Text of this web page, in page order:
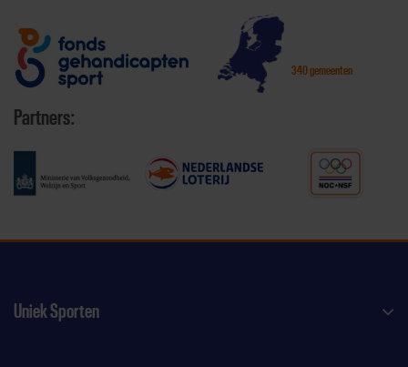
340 gemeenten
Partners:
Uniek Sporten